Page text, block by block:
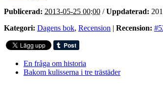
Publicerad: 2013-05-25 00:00 /Uppdaterad:
Kategori: Dagens bok, Recension | Recension:
En fråga om historia
Bakom kulisserna i tre trästäder